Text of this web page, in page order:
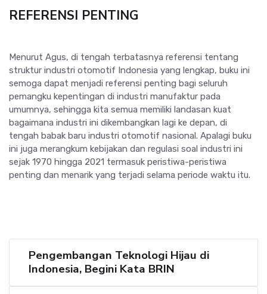
REFERENSI PENTING
Menurut Agus, di tengah terbatasnya referensi tentang
struktur industri otomotif Indonesia yang lengkap, buku ini
semoga dapat menjadi referensi penting bagi seluruh
pemangku kepentingan di industri manufaktur pada
umumnya, sehingga kita semua memiliki landasan kuat
bagaimana industri ini dikembangkan lagi ke depan, di
tengah babak baru industri otomotif nasional. Apalagi buku
ini juga merangkum kebijakan dan regulasi soal industri ini
sejak 1970 hingga 2021 termasuk peristiwa-peristiwa
penting dan menarik yang terjadi selama periode waktu itu.
Pengembangan Teknologi Hijau di
Indonesia, Begini Kata BRIN